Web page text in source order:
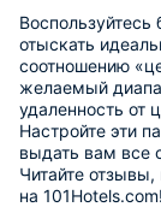
отыскать
соотношению
желаемый
удаленность от
Настройте эти
выдать вам все
Читайте
на 101Hotels.com!